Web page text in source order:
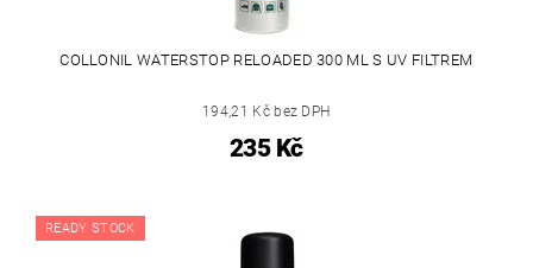
COLLONIL WATERSTOP RELOADED 300 ML S UV FILTREM
194,21 Kč bez DPH
235 Kč
READY STOCK